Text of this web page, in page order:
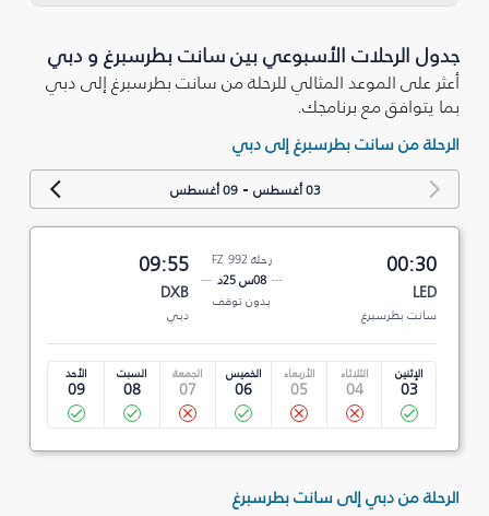
جدول الرحلات الأسبوعي بين سانت بطرسبرغ و دبي
أعثر على الموعد المثالي للرحلة من سانت بطرسبرغ إلى دبي
بما يتوافق مع برنامجك.
الرحلة من سانت بطرسبرغ إلى دبي
03 أغسطس -09 أغسطس
00:30
LED
سانت بطرسبرغ
رحلة FZ 992
08س 25د
بدون توقف
09:55
DXB
دبي
الإثنين
03
الثلاثاء
04
الأربعاء
05
الخميس
06
الجمعة
07
السبت
08
الأحد
09
الرحلة من دبي إلى سانت بطرسبرغ